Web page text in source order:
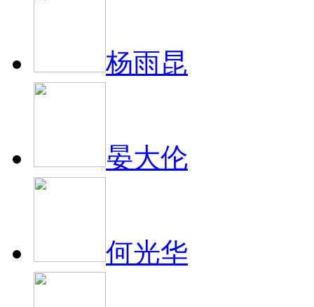
杨雨昆
晏大伦
何光华